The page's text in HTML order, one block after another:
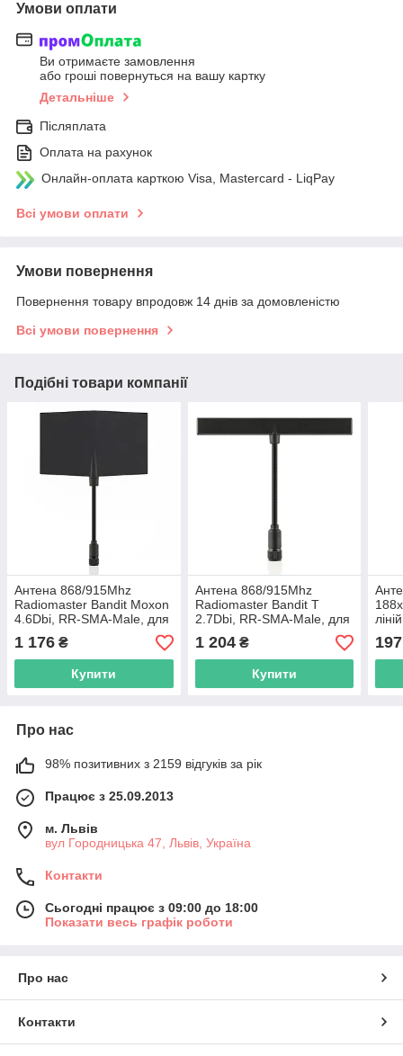
Умови оплати
Ви отримаєте замовлення
або гроші повернуться на вашу картку
Детальніше
Післяплата
Оплата на рахунок
Онлайн-оплата карткою Visa, Mastercard - LiqPay
Всі умови оплати
Умови повернення
Повернення товару впродовж 14 днів за домовленістю
Всі умови повернення
Подібні товари компанії
Антена 868/915Mhz
Radiomaster Bandit Moxon
4.6Dbi, RR-SMA-Male, для
передавачів ELRS, лінійна
1 176 ₴
Купити
Антена 868/915Mhz
Radiomaster Bandit T
2.7Dbi, RR-SMA-Male, для
передавачів ELRS, лінійна
1 204₴
Купити
197
Про нас
98% позитивних з 2159 відгуків за рік
Працює з 25.09.2013
м. Львів
вул Городницька 47, Львів, Україна
Контакти
Сьогодні працює з 09:00 до 18:00
Показати весь графік роботи
Про нас
Контакти